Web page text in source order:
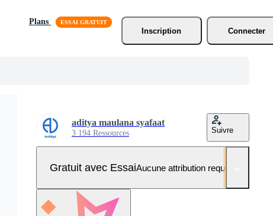
Plans
Inscription
Connecter
aditya maulana syafaat
3 194 Ressources Suivre
Gratuit avec EssaiAucune attribution requise